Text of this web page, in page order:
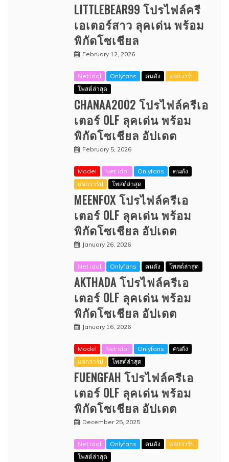
LITTLEBEAR99 โปรไฟล์ครี
เอเตอร์สาว ลุคเด่น พร้อม
พิกัดโซเชียล
February 12, 2026
Net idol Onlyfans คนดัง
แจกวาร์ป
โพสต์ล่าสุด
CHANAA2002 โปรไฟล์ครีเอ
เตอร์ OLF ลุคเด่น พร้อม
พิกัดโซเชียล อัปเดต
February 5, 2026
Model Net idol Onlyfans
คนดัง
แจกวาร์ป
โพสต์ล่าสุด
MEENFOX โปรไฟล์ครีเอ
เตอร์ OLF ลุคเด่น พร้อม
พิกัดโซเชียล อัปเดต
January 26, 2026
Net idol Onlyfans คนดัง โพสต์ล่าสุด
AKTHADA โปรไฟล์ครีเอ
เตอร์ OLF ลุคเด่น พร้อม
พิกัดโซเชียล อัปเดต
January 16, 2026
Model Net idol Onlyfans
คนดัง
แจกวาร์ป
โพสต์ล่าสุด
FUENGFAH โปรไฟล์ครีเอ
เตอร์ OLF ลุคเด่น พร้อม
พิกัดโซเชียล อัปเดต
December 25, 2025
Net idol Onlyfans คนดัง
แจกวาร์ป
โพสต์ล่าสุด